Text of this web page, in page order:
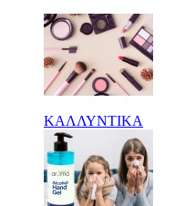
ΚΑΛΛΥΝΤΙΚΑ